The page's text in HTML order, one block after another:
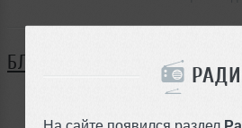
На сайте появился раздел
БЛОГ